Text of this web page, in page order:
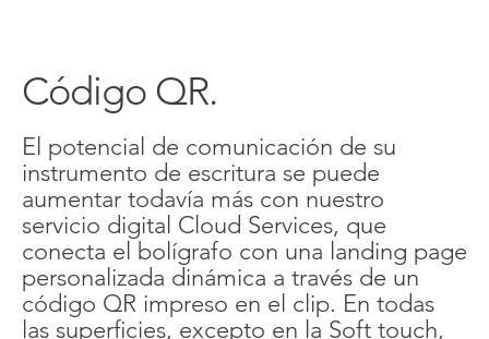
Código QR.
El potencial de comunicación de su
instrumento de escritura se puede
aumentar todavía más con nuestro
servicio digital Cloud Services, que
conecta el bolígrafo con una landing page
personalizada dinámica a través de un
código QR impreso en el clip. En todas
las superficies, excepto en la Soft touch,